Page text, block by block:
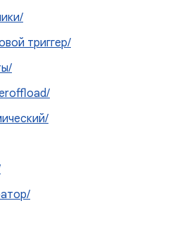
триггер/